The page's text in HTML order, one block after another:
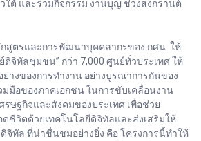
ใต้ และร่วมกิจกรรม งานบุญ ช่วงสงกรานต์
สูตรและการพัฒนาบุคคลากรของ กศน. ให้
ดิจิทัลชุมชน” กว่า 7,000 ศูนย์ทั่วประเทศ ให้
างของการทำงาน อย่างบูรณาการกันของ
มือของภาคเอกชน ในการขับเคลื่อนงาน
รษฐกิจและสังคมของประเทศ เพื่อช่วย
ชีวิตด้วยเทคโนโลยีดิจิทัลและส่งเสริมให้
จิทัล ที่น่าชื่นชมอย่างยิ่ง คือ โครงการนี้ทำให้